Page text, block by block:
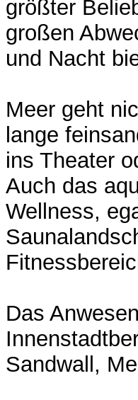
größter
großen
und Nacht
Meer geht
lange
ins Theater
Auch das
Wellness,
Das
Sandwall,